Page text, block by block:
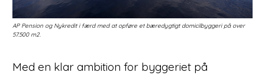
AP Pension og Nykredit i færd med at opføre et bæredygtigt domicilbyggeri på over
57.500 m2.
Med en klar ambition for byggeriet på